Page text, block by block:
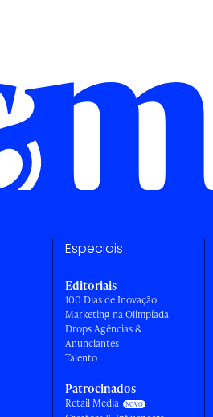
Especiais
Editoriais
100 Dias de Inovação
Marketing na Olimpíada
Drops Agências &
Anunciantes
Talento
Patrocinados
Retail Media